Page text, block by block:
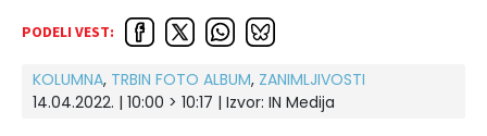
PODELI VEST:
KOLUMNA, TRBIN FOTO ALBUM, ZANIMLJIVOSTI
14.04.2022. | 10:00 > 10:17 | Izvor: IN Medija